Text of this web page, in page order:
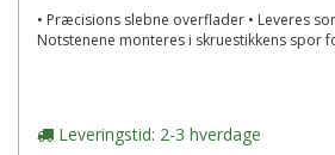
• ​Præcisions slebne overflader • Leveres
Notstenene monteres i skruestikkens spor
Leveringstid: 2-3 hverdage